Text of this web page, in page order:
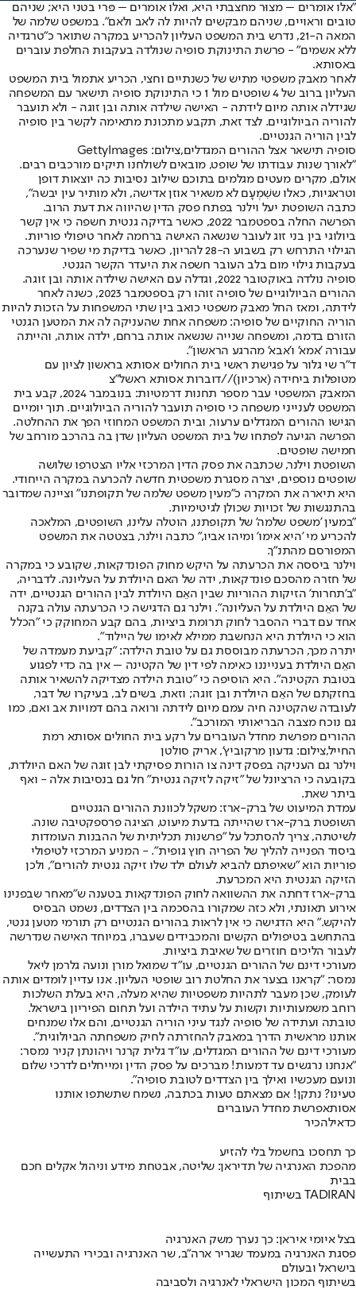
"אלו אומרים – מצוּר מחצבתי היא, ואלו אומרים – פּרי בטני היא; שניהם
טובים וראויים, שניהם מבקשים להיות לה לאב ולאם". במשפט שלמה של
המאה ה-21, נדרש בית המשפט העליון להכריע במקרה שתואר כ"טרגדיה
ללא אשמים" - פרשת התינוקת סופיה שנולדה בעקבות החלפת עוברים
באסותא.
לאחר מאבק משפטי מתיש של כשנתיים וחצי, הכריע אתמול בית המשפט
העליון ברוב של 4 שופטים מול 1 כי התינוקת סופיה תישאר עם המשפחה
שגידלה אותה מיום לידתה - האישה שילדה אותה ובן זוגה - ולא תועבר
להוריה הביולוגיים. לצד זאת, תקבע מתכונת מתאימה לקשר בין סופיה
לבין הוריה הגנטיים.
סופיה תישאר אצל ההורים המגדלים,צילום: GettyImages
"לאורך שנות עבודתו של שופט, מובאים לשולחנו תיקים מורכבים רבים.
אולם, מקרים מעטים מגלמים בתוכם שילוב נסיבות כה יוצאות דופן
וטראגיות, כאלו ששִׁמְעָם לא משאיר אוזן אדישה, ולא מותיר עין יבשה",
כתבה השופטת יעל וילנר בפתח פסק הדין שהיווה את דעת הרוב.
הפרשה החלה בספטמבר 2022, כאשר בדיקה גנטית חשפה כי אין קשר
ביולוגי בין בני זוג לעובר שנשאה האישה ברחמה לאחר טיפולי פוריות.
הגילוי התרחש רק בשבוע ה-28 להריון, כאשר בדיקת מי שפיר שנערכה
בעקבות גילוי מום בלב העובר חשפה את היעדר הקשר הגנטי.
סופיה נולדה באוקטובר 2022, וגדלה עם האישה שילדה אותה ובן זוגה.
ההורים הביולוגיים של סופיה זוהו רק בספטמבר 2023, כשנה לאחר
לידתה, ומאז החל מאבק משפטי כואב בין שתי המשפחות על הזכות להיות
הוריה החוקיים של סופיה: משפחה אחת שהעניקה לה את המטען הגנטי
הזורם בדמה, ומשפחה שנייה שנשאה אותה ברחם, ילדה אותה, והייתה
עבורה 'אמא' ו'אבא' מהרגע הראשון".
ד"ר שי גלור על פגישת ראשי בית החולים אסותא בראשון לציון עם
מטופלות ביחידה (ארכיון)//דוברות אסותא ראשל"צ
המאבק המשפטי עבר מספר תחנות דרמטיות: בנובמבר 2024, קבע בית
המשפט לענייני משפחה כי סופיה תועבר להוריה הביולוגיים. תוך יומיים
הגישו ההורים המגדלים ערעור, ובית המשפט המחוזי הפך את ההחלטה.
הפרשה הגיעה לפתחו של בית המשפט העליון שדן בה בהרכב מורחב של
חמישה שופטים.
השופטת וילנר, שכתבה את פסק הדין המרכזי אליו הצטרפו שלושה
שופטים נוספים, יצרה מסגרת משפטית חדשה להכרעה במקרה הייחודי.
היא תיארה את המקרה כ"מעין משפט שלמה של תקופתנו" וציינה שמדובר
בהתנגשות של זכויות שכולן לגיטימיות.
"במעין 'משפט שלמה' של תקופתנו, הוטלה עלינו, השופטים, המלאכה
להכריע מי 'היא אימו' ומיהו אביו," כתבה וילנר, בצטטה את המשפט
המפורסם מהתנ"ך.
וילנר ביססה את הכרעתה על היקש מחוק הפונדקאות, שקובע כי במקרה
של חזרה מהסכם פונדקאות, ידה של האם היולדת על העליונה. לדבריה,
"ב'תחרות' הזיקות ההוריות שבין האֵם היולדת לבין ההורים הגנטיים, ידה
של האֵם היולדת על העליונה". וילנר גם הדגישה כי הכרעתה עולה בקנה
אחד עם דברי ההסבר לחוק תרומת ביציות, בהם קבע המחוקק כי "הכלל
הוא כי היולדת היא הנחשבת ממילא לאימו של היילוד".
יתרה מכך, הכרעתה מבוססת גם על טובת הילדה: "קביעת מעמדה של
האֵם היולדת בענייננו כאימה לפי דין של הקטינה – אין בה כדי לפגוע
בטובת הקטינה". היא הוסיפה כי "טובת הילדה מצדיקה להשאיר אותה
בחזקתם של האֵם היולדת ובן זוגה; וזאת, בשים לב, בעיקרו של דבר,
לעובדה שהקטינה חיה עמם מיום לידתה ורואה בהם דמויות אב ואם, כמו
גם נוכח מצבה הבריאותי המורכב".
ההורים מפרשת מחדל העוברים על רקע בית החולים אסותא רמת
החייל,צילום: גדעון מרקוביץ', אריק סולטן
וילנר גם העניקה בפסק דינה צו הורות פסיקתי לבן זוגה של האם היולדת,
בקובעה כי הרציונל של "זיקה לזיקה גנטית" חל גם בנסיבות אלה - ואף
ביתר שאת.
עמדת המיעוט של ברק-ארז: משקל לכוונת ההורים הגנטיים
השופטת ברק-ארז שהייתה בדעת מיעוט, הציגה פרספקטיבה שונה.
לשיטתה, צריך להסתכל על "פרשנות תכליתית של ההבנות העומדות
ביסוד הפנייה להליך של הפריה חוץ גופית". - המניע המרכזי לטיפולי
פוריות הוא "שאיפתם להביא לעולם ילד שלו זיקה גנטית להורים", ולכן
הזיקה הגנטית היא המכרעת.
ברק-ארז דחתה את ההשוואה לחוק הפונדקאות בטענה ש"מאחר שבפנינו
אירוע תאונתי, ולא כזה שמקורו בהסכמה בין הצדדים, נשמט הבסיס
להיקש." היא הדגישה כי אין לראות בהורים הגנטיים רק תורמי מטען גנטי,
בהתחשב בטיפולים הקשים והמכבידים שעברו, במיוחד האישה שנדרשה
לעבור הליכים חוזרים של שאיבת ביציות.
מעורכי דינם של ההורים הגנטיים, עו"ד שמואל מורן ונועה גלרמן ליאל
נמסר: "קראנו בצער את החלטת רוב שופטי העליון. אנו עדיין לומדים אותה
לעומק, שכן מעבר לתהיות משפטיות שהיא מעלה, היא בעלת השלכות
רוחב משמעותיות וקשות על עתיד הילדה ועל תחום הפיריון בישראל.
טובתה ועתידה של סופיה לנגד עיני הוריה הגנטיים, והם אלו שמנחים
אותנו מראשית הדרך במאבק להחזרתה לחיק משפחתה הביולוגית".
מעורכי דינם של ההורים המגדלים, עו״ד גלית קרנר ויהונתן קניר נמסר:
״אנחנו נרגשים עד דמעות! מברכים על פסק הדין ומייחלים לדרכי שלום
ונועם מעכשיו ואילך בין הצדדים לטובת סופיה״.
טעינו? נתקן! אם מצאתם טעות בכתבה, נשמח שתשתפו אותנו
אסותאפרשת מחדל העוברים
כדאילהכיר
כך תחסכו בחשמל בלי להזיע
מהפכת האנרגיה של תדיראן: שליטה, אבטחת מידע וניהול אקלים חכם
בבית
בשיתוף TADIRAN
בצל איומי איראן: כך נערך משק האנרגיה
פסגת האנרגיה במעמד שגריר ארה"ב, שר האנרגיה ובכירי התעשייה
בישראל ובעולם
בשיתוף המכון הישראלי לאנרגיה ולסביבה